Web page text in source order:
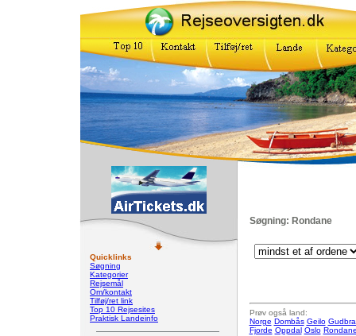
Quicklinks
Søgning
Kategorier
Rejsemål
Om/kontakt
Tilføj/ret link
Top 10 Rejsesites
Praktisk Landeinfo
Søgning: Rondane
Prøv også land:
Norge Dombås Geilo
Fjorde Oppdal Oslo